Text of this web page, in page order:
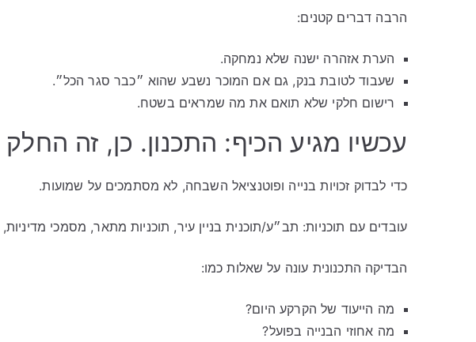
הרבה דברים קטנים:
הערת אזהרה ישנה שלא נמחקה.
שעבוד לטובת בנק, גם אם המוכר נשבע שהוא ״כבר סגר הכל״.
רישום חלקי שלא תואם את מה שמראים בשטח.
עכשיו מגיע הכיף: התכנון. כן, זה
כדי לבדוק זכויות בנייה ופוטנציאל השבחה, לא מסתמכים על שמועות.
עובדים עם תוכניות: תב״ע/תוכנית בניין עיר, תוכניות מתאר, מסמכי
הבדיקה התכנונית עונה על שאלות כמו:
מה הייעוד של הקרקע היום?
מה אחוזי הבנייה בפועל?